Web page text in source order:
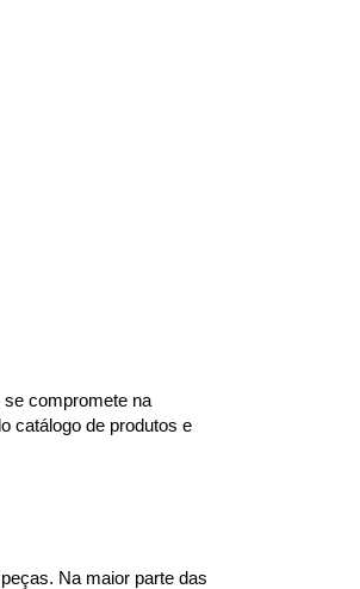
se compromete na
catálogo de produtos e
Na maior parte das